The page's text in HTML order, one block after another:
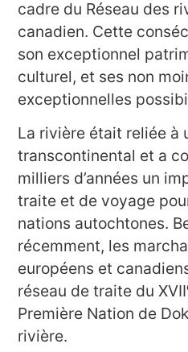
cadre du Réseau des
canadien. Cette
son exceptionnel
culturel, et ses non
exceptionnelles
La rivière était reliée à
transcontinental et a
milliers d’années un
traite et de voyage
nations autochtones.
récemment, les
européens et
réseau de traite du XVII
Première Nation de
rivière.